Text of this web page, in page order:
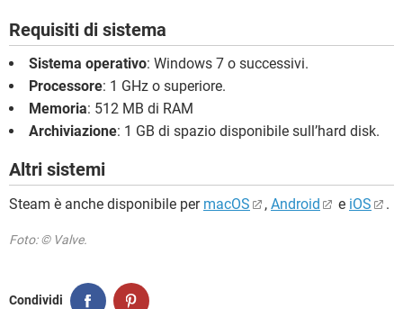
Requisiti di sistema
Sistema operativo: Windows 7 o successivi.
Processore: 1 GHz o superiore.
Memoria: 512 MB di RAM
Archiviazione: 1 GB di spazio disponibile sull’hard disk.
Altri sistemi
Steam è anche disponibile per macOS , Android e iOS .
Foto: © Valve.
Condividi